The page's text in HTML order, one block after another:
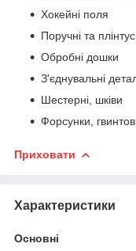
Хокейні поля
Поручні та
Обробні дошки
З'єднувальні
Шестерні, шківи
Форсунки,
Приховати
Характеристики
Основні